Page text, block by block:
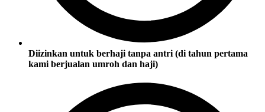
Diizinkan untuk berhaji tanpa antri (di tahun pertama
kami berjualan umroh dan haji)